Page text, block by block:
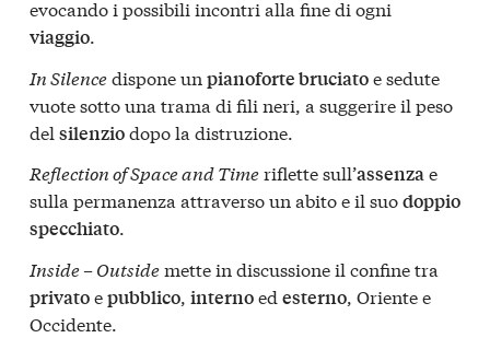
evocando i possibili incontri alla fine di ogni
viaggio.
In Silencedispone un pianoforte bruciatoe sedute
vuote sotto una trama di fili neri, a suggerire il peso
del silenziodopo la distruzione.
Reflection of Space and Timeriflette sull’assenzae
sulla permanenza attraverso un abito e il suodoppio
specchiato.
Inside – Outsidemette in discussione il confine tra
privatoepubblico, internoed esterno, Oriente e
Occidente.